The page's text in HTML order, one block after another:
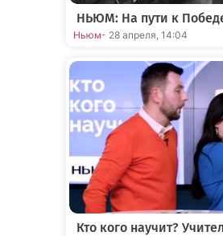
НЬЮМ: На пути к
Ньюм- 28 апреля, 14:04
Кто кого научит?